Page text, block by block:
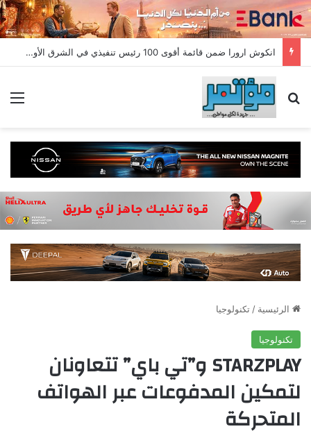
انكوش ارورا ضمن قائمة أقوى 100 رئيس تنفيذي في الشرق الأوسط لعام 2026 في قائمة فوربس الشرق الأوسط”
بحث عن
الرئيسية / تكنولوجيا
تكنولوجيا
STARZPLAY و”تي باي” تتعاونان
لتمكين المدفوعات عبر الهواتف
المتحركة